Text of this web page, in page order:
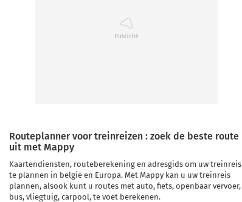
Routeplanner voor treinreizen : zoek de beste route
uit met Mappy
Kaartendiensten, routeberekening en adresgids om uw treinreis
te plannen in belgië en Europa. Met Mappy kan u uw treinreis
plannen, alsook kunt u routes met auto, fiets, openbaar vervoer,
bus, vliegtuig, carpool, te voet berekenen.